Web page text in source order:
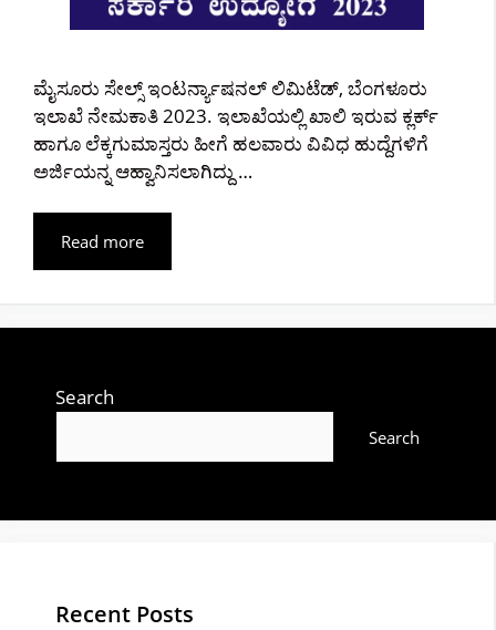
ಮೈಸೂರು ಸೇಲ್ಸ್ ಇಂಟರ್ನ್ಯಾಷನಲ್ ಲಿಮಿಟೆಡ್, ಬೆಂಗಳೂರು
ಇಲಾಖೆ ನೇಮಕಾತಿ 2023. ಇಲಾಖೆಯಲ್ಲಿ ಖಾಲಿ ಇರುವ ಕ್ಲರ್ಕ್
ಹಾಗೂ ಲೆಕ್ಕಗುಮಾಸ್ತರು ಹೀಗೆ ಹಲವಾರು ವಿವಿಧ ಹುದ್ದೆಗಳಿಗೆ
ಅರ್ಜಿಯನ್ನ ಆಹ್ವಾನಿಸಲಾಗಿದ್ದು …
Read more
Search
Search
Recent Posts